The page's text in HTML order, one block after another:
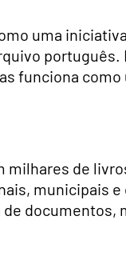
uma
funciona como
milhares de
municipais e
documentos,